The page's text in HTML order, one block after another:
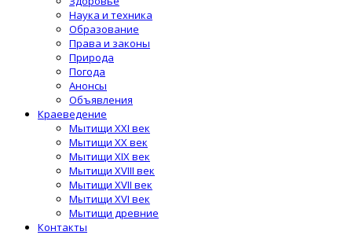
Наука и техника
Образование
Права и законы
Природа
Погода
Анонсы
Объявления
Краеведение
Мытищи XXI век
Мытищи XX век
Мытищи XIX век
Мытищи XVIII век
Мытищи XVII век
Мытищи XVI век
Мытищи древние
Контакты